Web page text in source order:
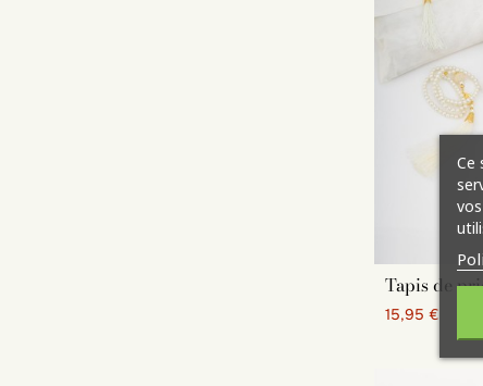
Tapis de
15,95 €
Ce